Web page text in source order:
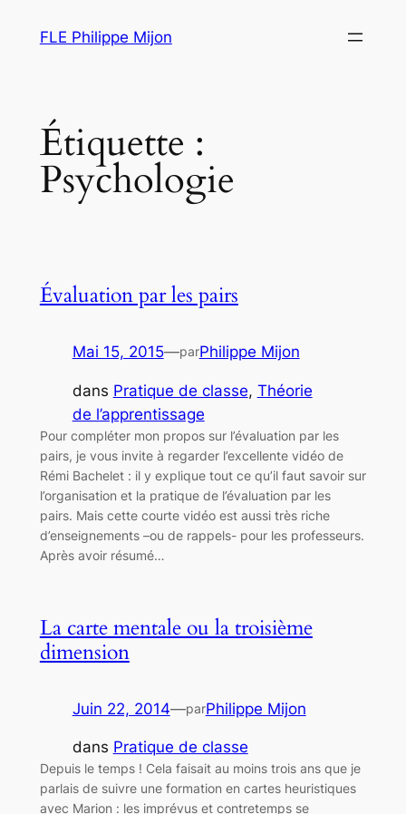
FLE Philippe Mijon
Étiquette :
Psychologie
Évaluation par les pairs
Mai 15, 2015—parPhilippe Mijon
dans Pratique de classe, Théorie
de l’apprentissage
Pour compléter mon propos sur l’évaluation par les
pairs, je vous invite à regarder l’excellente vidéo de
Rémi Bachelet : il y explique tout ce qu’il faut savoir sur
l’organisation et la pratique de l’évaluation par les
pairs. Mais cette courte vidéo est aussi très riche
d’enseignements –ou de rappels- pour les professeurs.
Après avoir résumé…
La carte mentale ou la troisième
dimension
Juin 22, 2014—parPhilippe Mijon
dans Pratique de classe
Depuis le temps ! Cela faisait au moins trois ans que je
parlais de suivre une formation en cartes heuristiques
avec Marion : les imprévus et contretemps se